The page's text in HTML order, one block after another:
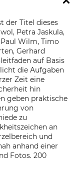
der Titel dieses
Petra Jaskula,
Wilm, Timo
Gerhard
auf Basis
die Aufgaben
Zeit eine
hin
geben praktische
von
zu
an
und
anhand einer
Fotos. 200